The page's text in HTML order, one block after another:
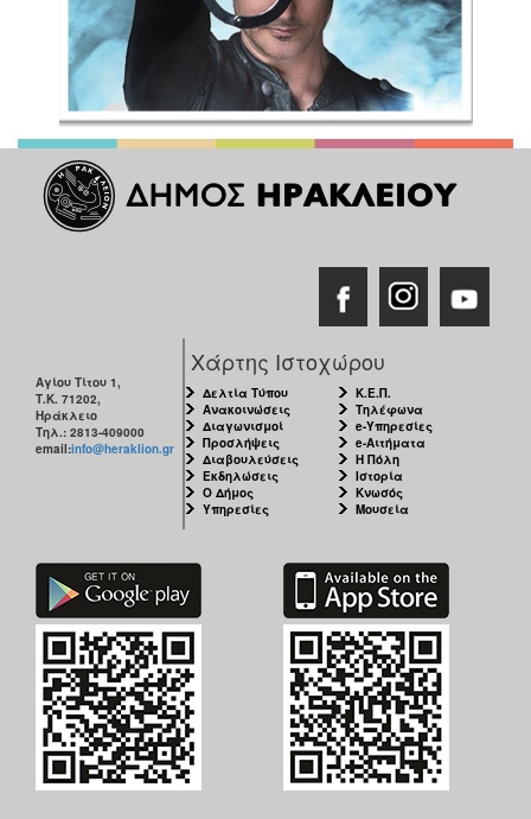
Αγίου Τίτου 1,
Τ.Κ. 71202,
Ηράκλειο
Τηλ.: 2813-409000
email:info@heraklion.gr
Χάρτης Ιστοχώρου
Δελτία Τύπου
Ανακοινώσεις
Διαγωνισμοί
Προσλήψεις
Διαβουλεύσεις
Εκδηλώσεις
Ο Δήμος
Υπηρεσίες
Κ.Ε.Π.
Τηλέφωνα
e-Υπηρεσίες
e-Αιτήματα
Η Πόλη
Ιστορία
Κνωσός
Μουσεία